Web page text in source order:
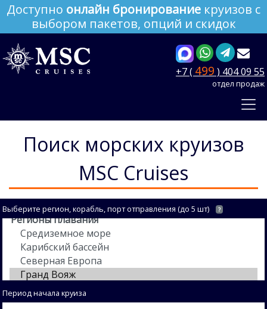
Доступно онлайн бронирование круизов с
выбором пакетов, опций и скидок
+7 ( 499 ) 404 09 55
отдел продаж
Поиск морских круизов
MSC Cruises
Выберите регион, корабль, порт отправления (до 5 шт) ?
Период начала круиза